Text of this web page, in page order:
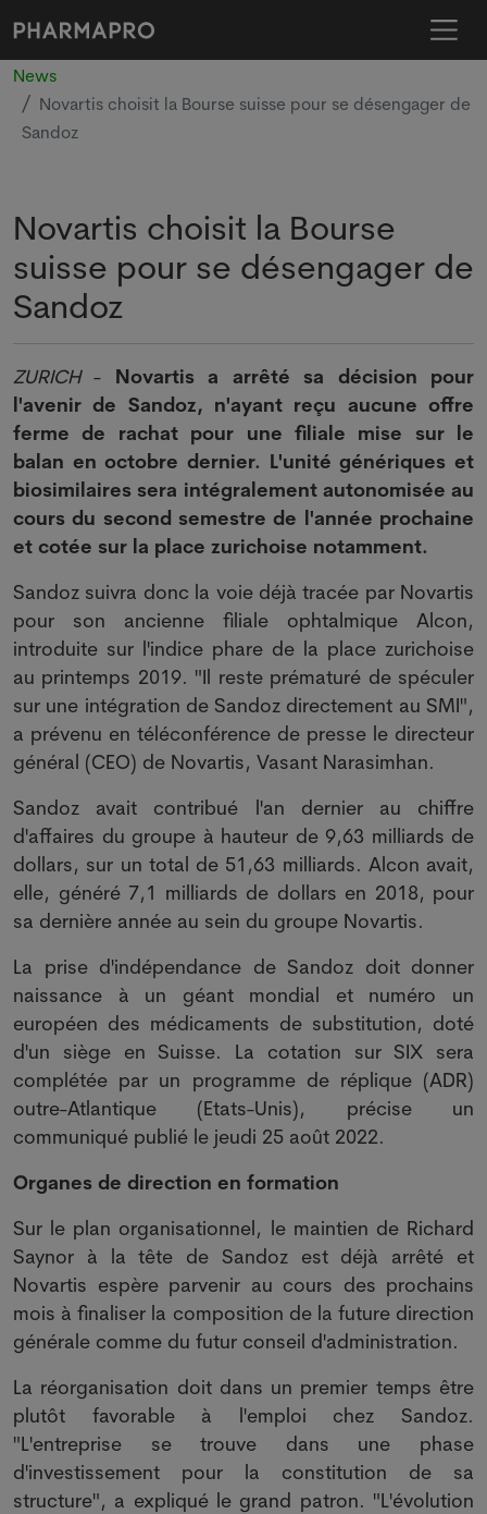
News
Novartis choisit la Bourse suisse pour se désengager de
Sandoz
Novartis choisit la Bourse
suisse pour se désengager de
Sandoz
ZURICH- Novartis a arrêté sa décision pour
l'avenir de Sandoz, n'ayant reçu aucune offre
ferme de rachat pour une filiale mise sur le
balan en octobre dernier. L'unité génériques et
biosimilaires sera intégralement autonomisée au
cours du second semestre de l'année prochaine
et cotée sur la place zurichoise notamment.
Sandoz suivra donc la voie déjà tracée par Novartis
pour son ancienne filiale ophtalmique Alcon,
introduite sur l'indice phare de la place zurichoise
au printemps 2019. "Il reste prématuré de spéculer
sur une intégration de Sandoz directement au SMI",
a prévenu en téléconférence de presse le directeur
général (CEO) de Novartis, Vasant Narasimhan.
Sandoz avait contribué l'an dernier au chiffre
d'affaires du groupe à hauteur de 9,63 milliards de
dollars, sur un total de 51,63 milliards. Alcon avait,
elle, généré 7,1 milliards de dollars en 2018, pour
sa dernière année au sein du groupe Novartis.
La prise d'indépendance de Sandoz doit donner
naissance à un géant mondial et numéro un
européen des médicaments de substitution, doté
d'un siège en Suisse. La cotation sur SIX sera
complétée par un programme de réplique (ADR)
outre-Atlantique (Etats-Unis), précise un
communiqué publié le jeudi 25 août 2022.
Organes de direction en formation
Sur le plan organisationnel, le maintien de Richard
Saynor à la tête de Sandoz est déjà arrêté et
Novartis espère parvenir au cours des prochains
mois à finaliser la composition de la future direction
générale comme du futur conseil d'administration.
La réorganisation doit dans un premier temps être
plutôt favorable à l'emploi chez Sandoz.
"L'entreprise se trouve dans une phase
d'investissement pour la constitution de sa
structure", a expliqué le grand patron. "L'évolution